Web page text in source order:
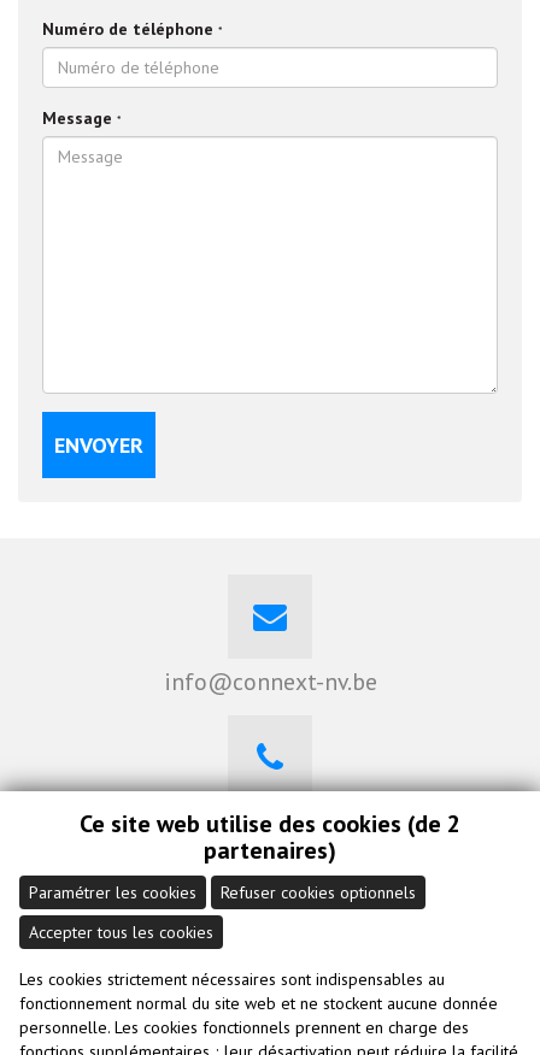
Numéro de téléphone *
Message *
ENVOYER
info@connext-nv.be
0470 262 008
Ce site web utilise des cookies (de 2
partenaires)
Paramétrer les cookies
Refuser cookies optionnels
Accepter tous les cookies
Les cookies strictement nécessaires sont indispensables au
fonctionnement normal du site web et ne stockent aucune donnée
personnelle. Les cookies fonctionnels prennent en charge des